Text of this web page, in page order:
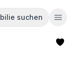
suchen